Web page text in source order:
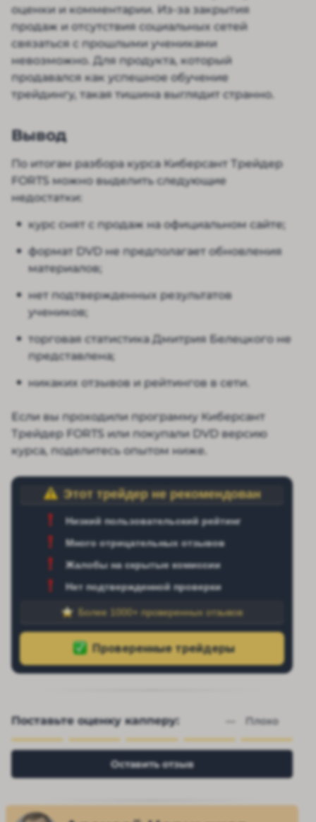
оценки и комментарии. Из-за закрытия
продаж и отсутствия социальных сетей
связаться с прошлыми учениками
невозможно. Для продукта, который
продавался как успешное обучение
трейдингу, такая тишина выглядит странно.
Вывод
По итогам разбора курса Киберсант Трейдер
FORTS можно выделить следующие
недостатки:
курс снят с продаж на официальном сайте;
формат DVD не предполагает обновления
материалов;
нет подтвержденных результатов
учеников;
торговая статистика Дмитрия Белецкого не
представлена;
никаких отзывов и рейтингов в сети.
Если вы проходили программу Киберсант
Трейдер FORTS или покупали DVD версию
курса, поделитесь опытом ниже.
Этот трейдер не рекомендован
Низкий пользовательский рейтинг
Много отрицательных отзывов
Жалобы на скрытые комиссии
Нет подтвержденной проверки
Более 1000+ проверенных отзывов
Поставьте оценку капперу: — Плохо
Оставить отзыв